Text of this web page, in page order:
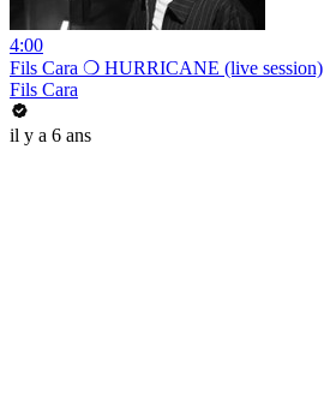
4:00
Fils Cara ❍ HURRICANE (live session)
Fils Cara
il y a 6 ans